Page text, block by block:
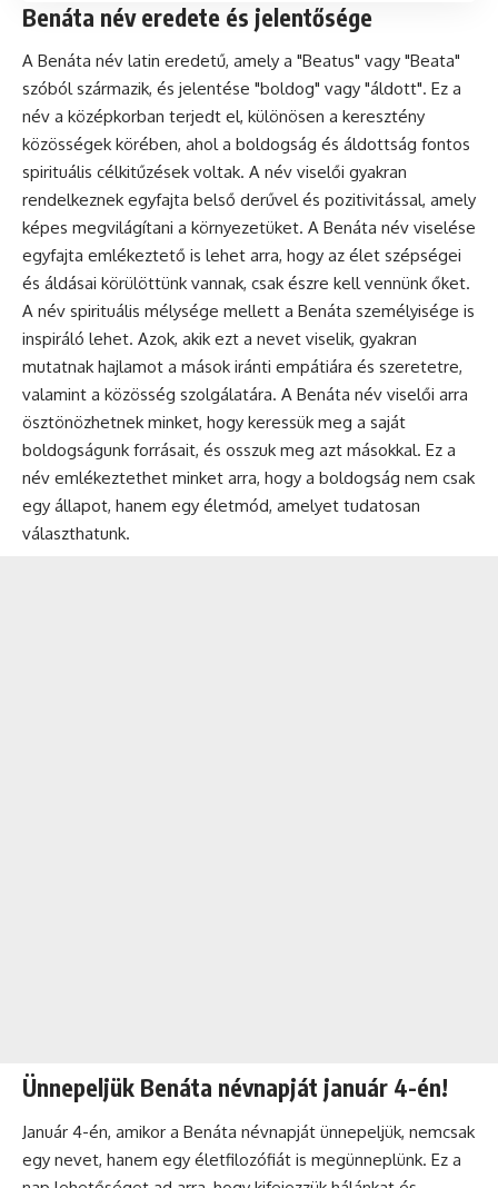
Benáta név eredete és jelentősége
A Benáta név latin eredetű, amely a "Beatus" vagy "Beata"
szóból származik, és jelentése "boldog" vagy "áldott". Ez a
név a középkorban terjedt el, különösen a keresztény
közösségek körében, ahol a boldogság és áldottság fontos
spirituális célkitűzések voltak. A név viselői gyakran
rendelkeznek egyfajta belső derűvel és pozitivitással, amely
képes megvilágítani a környezetüket. A Benáta név viselése
egyfajta emlékeztető is lehet arra, hogy az élet szépségei
és áldásai körülöttünk vannak, csak észre kell vennünk őket.
A név spirituális mélysége mellett a Benáta személyisége is
inspiráló lehet. Azok, akik ezt a nevet viselik, gyakran
mutatnak hajlamot a mások iránti empátiára és szeretetre,
valamint a közösség szolgálatára. A Benáta név viselői arra
ösztönözhetnek minket, hogy keressük meg a saját
boldogságunk forrásait, és osszuk meg azt másokkal. Ez a
név emlékeztethet minket arra, hogy a boldogság nem csak
egy állapot, hanem egy életmód, amelyet tudatosan
választhatunk.
Ünnepeljük Benáta névnapját január 4-én!
Január 4-én, amikor a Benáta névnapját ünnepeljük, nemcsak
egy nevet, hanem egy életfilozófiát is megünneplünk. Ez a